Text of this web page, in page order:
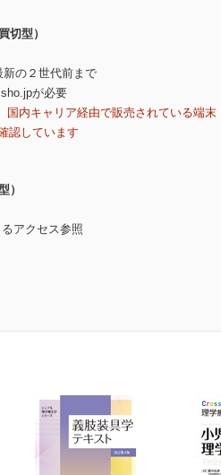
切型）
の２世代前まで
が必要
内キャリア経由で販売されている端末
認しています
）
アクセス参照